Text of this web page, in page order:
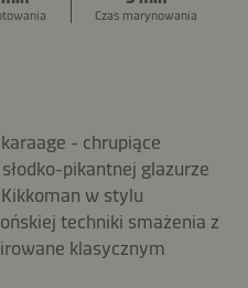
Czas marynowania
- chrupiące
pikantnej glazurze
w stylu
techniki smażenia z
klasycznym